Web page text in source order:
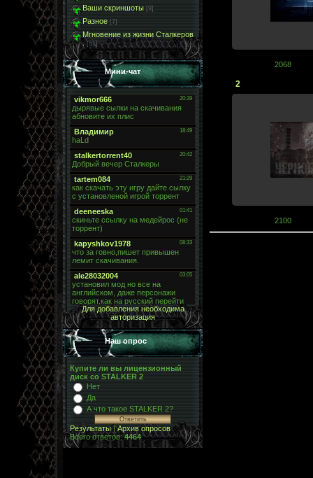
Ваши скриншоты [9]
Разное [7]
Мгновение из жизни Сталкеров
. [51]
Мини-чат
Для добавления необходима
авторизация
Наш опрос
Купите ли вы лицензионный
диск со STALKER 2
Нет
Да
А что такое STALKER 2?
Результаты|Архив опросов
Всего ответов:4464
2068
2
2100